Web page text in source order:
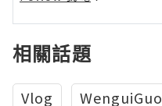
相關話題
Vlog WenguiGuo